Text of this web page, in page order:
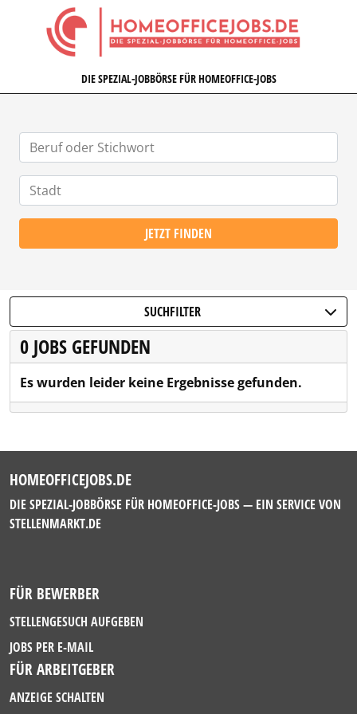
HOMEOFFICEJOBS.DE
DIE SPEZIAL-JOBBÖRSE FÜR HOMEOFFICE-JOBS
JETZT FINDEN
SUCHFILTER
0 JOBS GEFUNDEN
Es wurden leider keine Ergebnisse gefunden.
HOMEOFFICEJOBS.DE
DIE SPEZIAL-JOBBÖRSE FÜR HOMEOFFICE-JOBS — EIN SERVICE VON
STELLENMARKT.DE
FÜR BEWERBER
STELLENGESUCH AUFGEBEN
JOBS PER E-MAIL
FÜR ARBEITGEBER
ANZEIGE SCHALTEN